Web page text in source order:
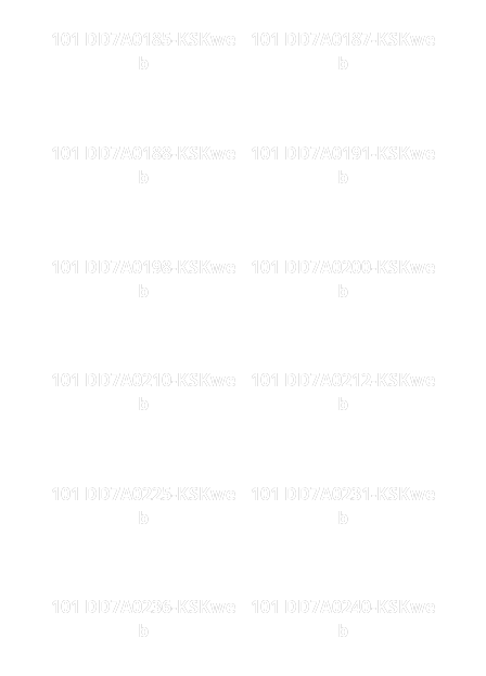
101 DD7A0185-KSKwe
b
101 DD7A0187-KSKwe
b
101 DD7A0188-KSKwe
b
101 DD7A0191-KSKwe
b
101 DD7A0198-KSKwe
b
101 DD7A0200-KSKwe
b
101 DD7A0210-KSKwe
b
101 DD7A0212-KSKwe
b
101 DD7A0225-KSKwe
b
101 DD7A0231-KSKwe
b
101 DD7A0236-KSKwe
b
101 DD7A0240-KSKwe
b